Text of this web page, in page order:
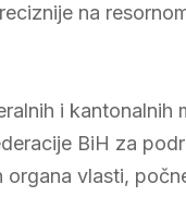
na
i kantonalnih
BiH za
vlasti,